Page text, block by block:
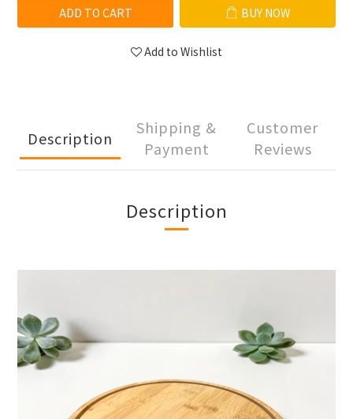
ADD TO CART BUY NOW
Add to Wishlist
Description
Shipping &
Payment
Customer
Reviews
Description